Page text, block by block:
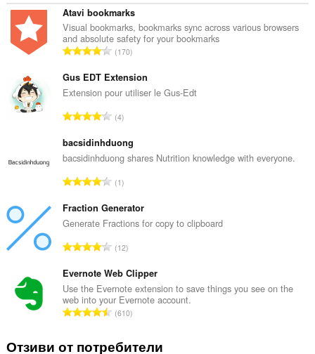
Atavi bookmarks
Visual bookmarks, bookmarks sync across various browsers
and absolute safety for your bookmarks
О
щ
б
о
о
ц
е
н
к
и
170
Gus EDT Extension
Extension pour utiliser le Gus-Edt
О
щ
б
о
о
ц
е
н
к
и
:
4
bacsidinhduong
bacsidinhduong shares Nutrition knowledge with everyone.
О
щ
б
о
о
ц
е
н
и
1
Fraction Generator
Generate Fractions for copy to clipboard
О
щ
б
р
о
о
12
Evernote Web Clipper
Use the Evernote extension to save things you see on the
web into your Evernote account.
О
щ
610
Отзиви от потребители